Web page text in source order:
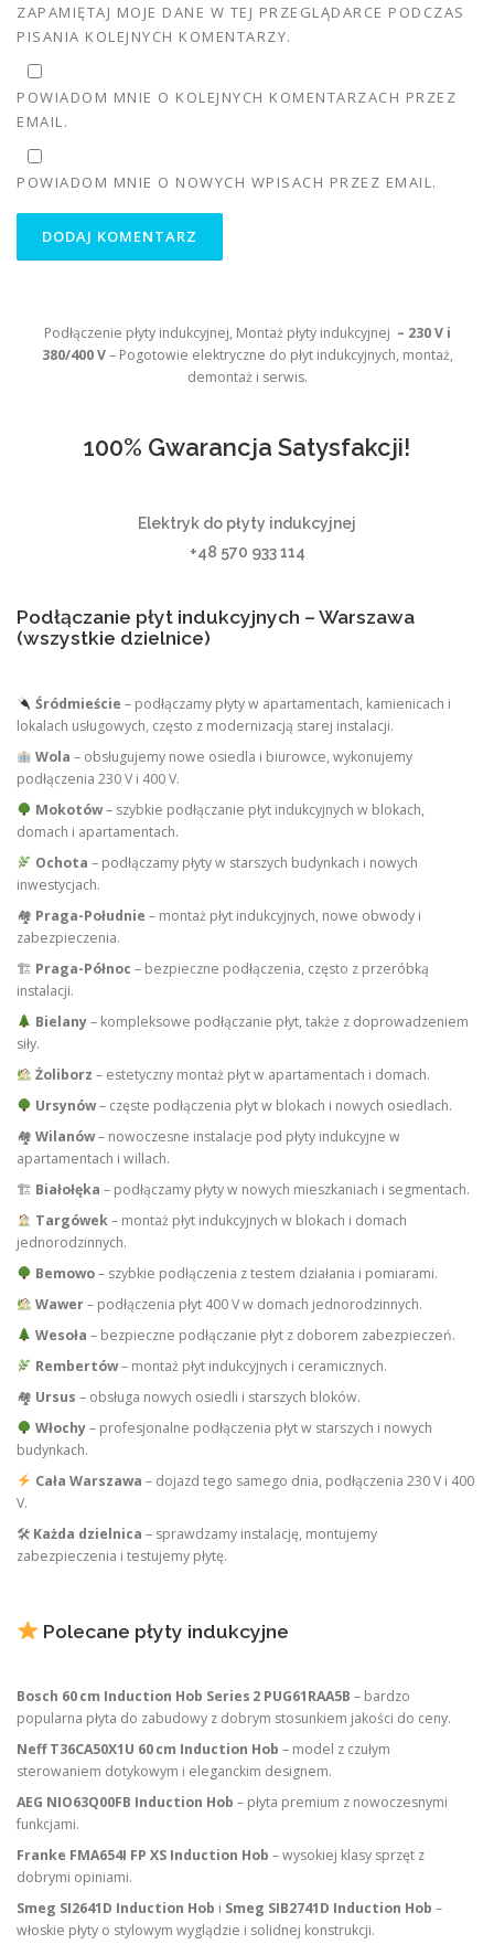
ZAPAMIĘTAJ MOJE DANE W TEJ PRZEGLĄDARCE PODCZAS
PISANIA KOLEJNYCH KOMENTARZY.
POWIADOM MNIE O KOLEJNYCH KOMENTARZACH PRZEZ
EMAIL.
POWIADOM MNIE O NOWYCH WPISACH PRZEZ EMAIL.
Podłączenie płyty indukcyjnej, Montaż płyty indukcyjnej – 230 V i
380/400 V– Pogotowie elektryczne do płyt indukcyjnych, montaż,
demontaż i serwis.
100% Gwarancja Satysfakcji!
Elektryk do płyty indukcyjnej
+48 570 933 114
Podłączanie płyt indukcyjnych – Warszawa
(wszystkie dzielnice)
Śródmieście – podłączamy płyty w apartamentach, kamienicach i
lokalach usługowych, często z modernizacją starej instalacji.
Wola – obsługujemy nowe osiedla i biurowce, wykonujemy
podłączenia 230 V i 400 V.
Mokotów– szybkie podłączanie płyt indukcyjnych w blokach,
domach i apartamentach.
Ochota – podłączamy płyty w starszych budynkach i nowych
inwestycjach.
🏘 Praga-Południe – montaż płyt indukcyjnych, nowe obwody i
zabezpieczenia.
🏗 Praga-Północ – bezpieczne podłączenia, często z przeróbką
instalacji.
Bielany– kompleksowe podłączanie płyt, także z doprowadzeniem
siły.
Żoliborz – estetyczny montaż płyt w apartamentach i domach.
Ursynów– częste podłączenia płyt w blokach i nowych osiedlach.
🏘 Wilanów– nowoczesne instalacje pod płyty indukcyjne w
apartamentach i willach.
🏗 Białołęka – podłączamy płyty w nowych mieszkaniach i segmentach.
Targówek– montaż płyt indukcyjnych w blokach i domach
jednorodzinnych.
Bemowo– szybkie podłączenia z testem działania i pomiarami.
Wawer– podłączenia płyt 400 V w domach jednorodzinnych.
Wesoła – bezpieczne podłączanie płyt z doborem zabezpieczeń.
Rembertów– montaż płyt indukcyjnych i ceramicznych.
🏘 Ursus – obsługa nowych osiedli i starszych bloków.
Włochy– profesjonalne podłączenia płyt w starszych i nowych
budynkach.
Cała Warszawa – dojazd tego samego dnia, podłączenia 230 V i 400
V.
🛠 Każda dzielnica – sprawdzamy instalację, montujemy
zabezpieczenia i testujemy płytę.
Polecane płyty indukcyjne
Bosch 60 cm Induction Hob Series 2 PUG61RAA5B – bardzo
popularna płyta do zabudowy z dobrym stosunkiem jakości do ceny.
Neff T36CA50X1U 60 cm Induction Hob – model z czułym
sterowaniem dotykowym i eleganckim designem.
AEG NIO63Q00FB Induction Hob – płyta premium z nowoczesnymi
funkcjami.
Franke FMA654I FP XS Induction Hob – wysokiej klasy sprzęt z
dobrymi opiniami.
Smeg SI2641D Induction Hob i Smeg SIB2741D Induction Hob –
włoskie płyty o stylowym wyglądzie i solidnej konstrukcji.